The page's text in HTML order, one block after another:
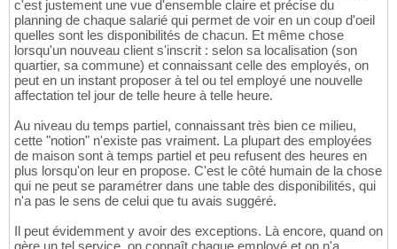
c'est justement une vue d'ensemble claire et précise du
planning de chaque salarié qui permet de voir en un coup d'oeil
quelles sont les disponibilités de chacun. Et même chose
lorsqu'un nouveau client s'inscrit : selon sa localisation (son
quartier, sa commune) et connaissant celle des employés, on
peut en un instant proposer à tel ou tel employé une nouvelle
affectation tel jour de telle heure à telle heure.
Au niveau du temps partiel, connaissant très bien ce milieu,
cette "notion" n'existe pas vraiment. La plupart des employées
de maison sont à temps partiel et peu refusent des heures en
plus lorsqu'on leur en propose. C'est le côté humain de la chose
qui ne peut se paramétrer dans une table des disponibilités, qui
n'a pas le sens de celui que tu avais suggéré.
Il peut évidemment y avoir des exceptions. Là encore, quand on